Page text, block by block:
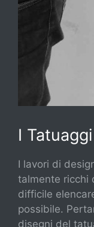
I
I lavori di
talmente ricchi
difficile
possibile.
disegni del